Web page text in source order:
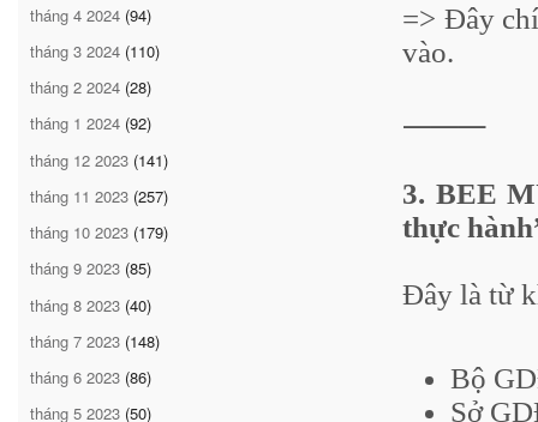
tháng 4 2024 (94)
tháng 3 2024 (110)
tháng 2 2024 (28)
tháng 1 2024 (92)
tháng 12 2023 (141)
tháng 11 2023 (257)
tháng 10 2023 (179)
tháng 9 2023 (85)
tháng 8 2023 (40)
tháng 7 2023 (148)
tháng 6 2023 (86)
tháng 5 2023 (50)
=> Đây
vào.
⸻
3. BEE
thực
Đây là từ
Bộ
Sở